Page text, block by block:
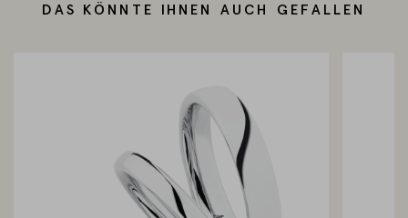
DAS KÖNNTE IHNEN AUCH GEFALLEN